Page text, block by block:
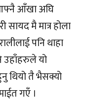
आँखा अघि
सायद मै मात्र होला
पनि थाहा
उहाँहरुले यो
थियो तै भैसक्यो
गएँ ।